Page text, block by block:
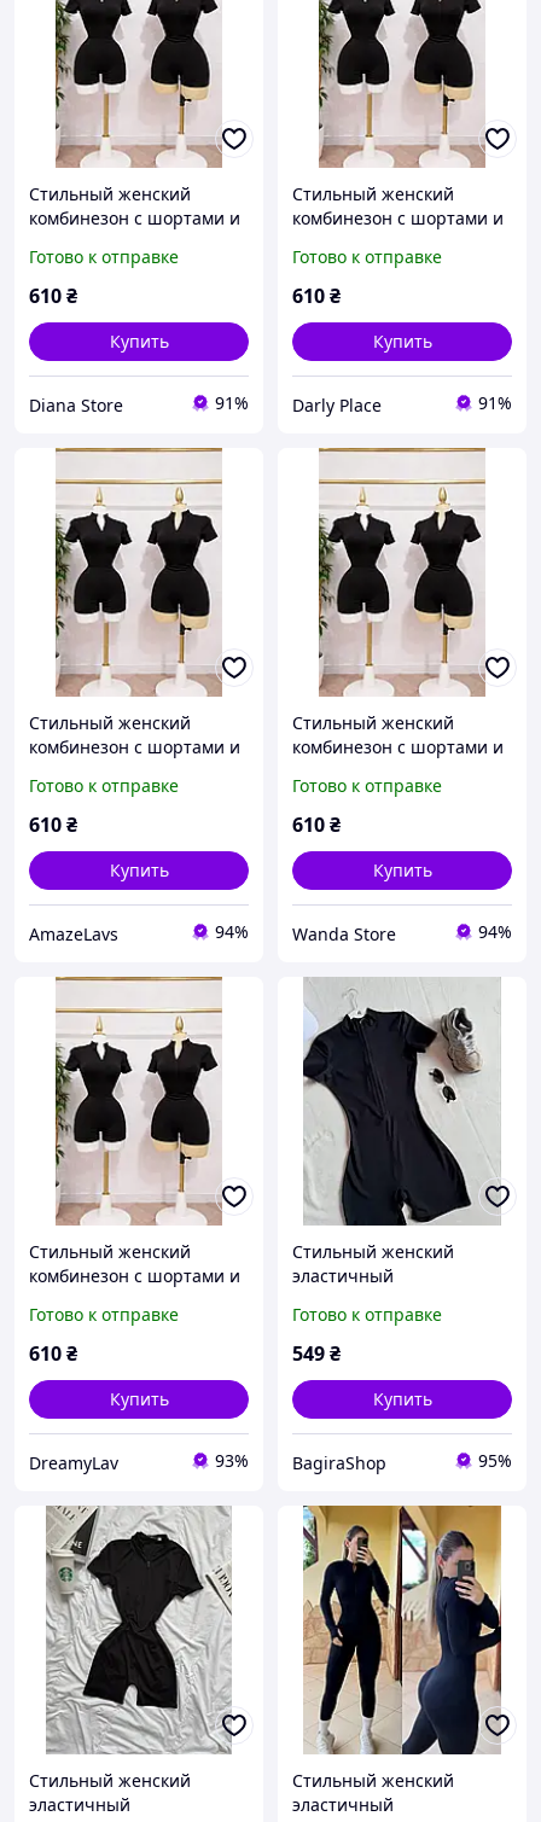
Стильный женский
комбинезон с шортами и
черный шоколад
розовый XS-S M-L L-XL
Готово к отправке
610₴
Купить
Diana Store 91%
Стильный женский
комбинезон с шортами и
черный шоколад
розовый XS-S M-L L-XL
Готово к отправке
610₴
Купить
Darly Place 91%
Стильный женский
комбинезон с шортами и
черный шоколад
розовый XS-S M-L L-XL
Готово к отправке
610₴
Купить
AmazeLavs 94%
Стильный женский
комбинезон с шортами и
черный шоколад
розовый XS-S M-L L-XL
Готово к отправке
610₴
Купить
Wanda Store 94%
Стильный женский
комбинезон с шортами и
черный шоколад
розовый XS-S M-L L-XL
Готово к отправке
610₴
Купить
DreamyLav 93%
Стильный женский
эластичный
комбинезон плотный
микродайвинг
Готово к отправке
549₴
Купить
BagiraShop 95%
Стильный женский
эластичный
Стильный женский
эластичный